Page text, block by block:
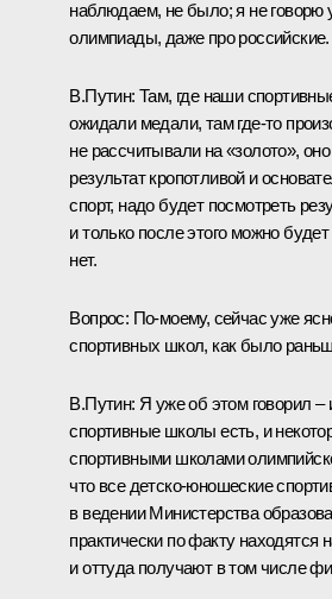
наблюдаем, не было; я не говорю
олимпиады, даже про
В.Путин: Там, где наши
ожидали медали, там где‑то
не рассчитывали на «золото»,
результат кропотливой и
спорт, надо будет посмотреть
и только после этого можно
нет.
Вопрос: По‑моему, сейчас уже
спортивных школ, как было
В.Путин: Я уже об этом говорил –
спортивные школы есть, и
спортивными школами
что все детско-юношеские
в ведении Министерства
практически по факту находятся
и оттуда получают в том числе